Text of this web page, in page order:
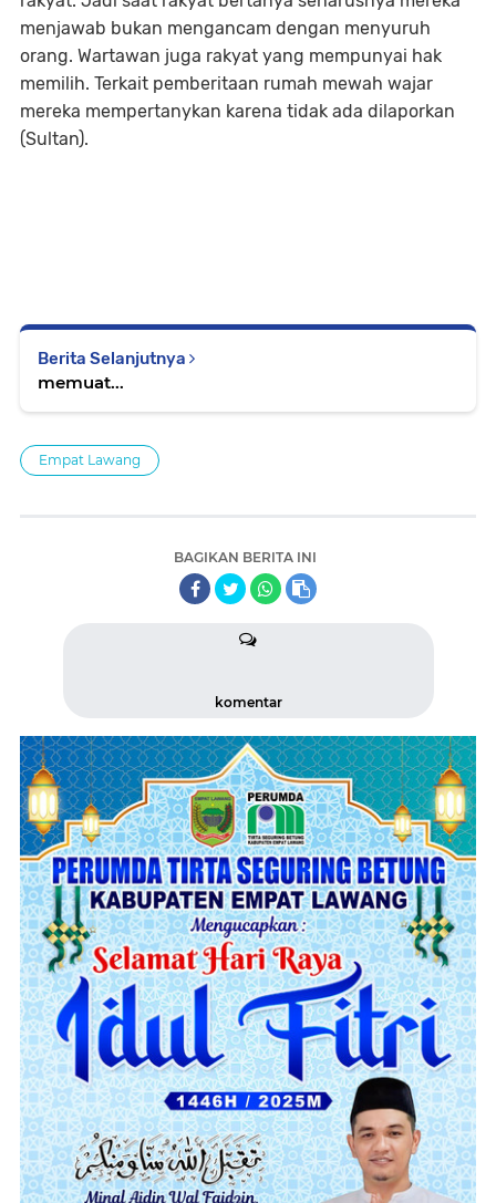
menjawab bukan mengancam dengan menyuruh
orang. Wartawan juga rakyat yang mempunyai hak
memilih. Terkait pemberitaan rumah mewah wajar
mereka mempertanykan karena tidak ada dilaporkan
(Sultan).
Berita Selanjutnya
memuat...
Empat Lawang
BAGIKAN BERITA INI
komentar